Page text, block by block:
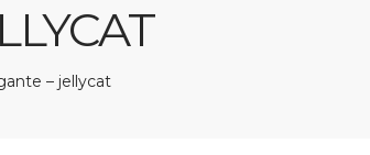
– jellycat